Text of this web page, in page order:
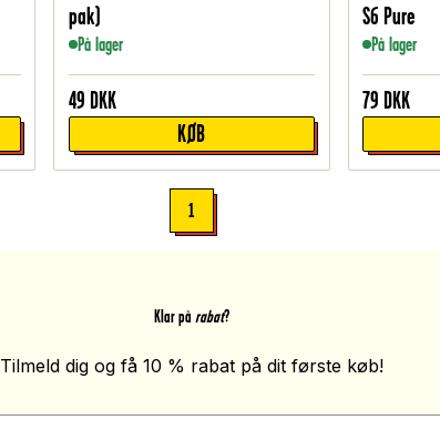
pak)
På lager
49 DKK
KØB
S6 Pure
På lager
79 DKK
1
Klar på rabat?
Tilmeld dig og få 10 % rabat på dit første køb!